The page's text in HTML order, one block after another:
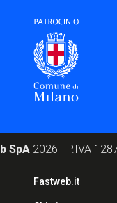
SpA 2026 - P.IVA
Fastweb.it